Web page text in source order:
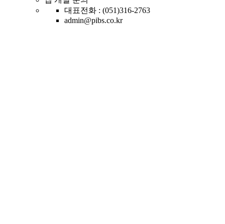
대표전화 : (051)316-2763
admin@pibs.co.kr